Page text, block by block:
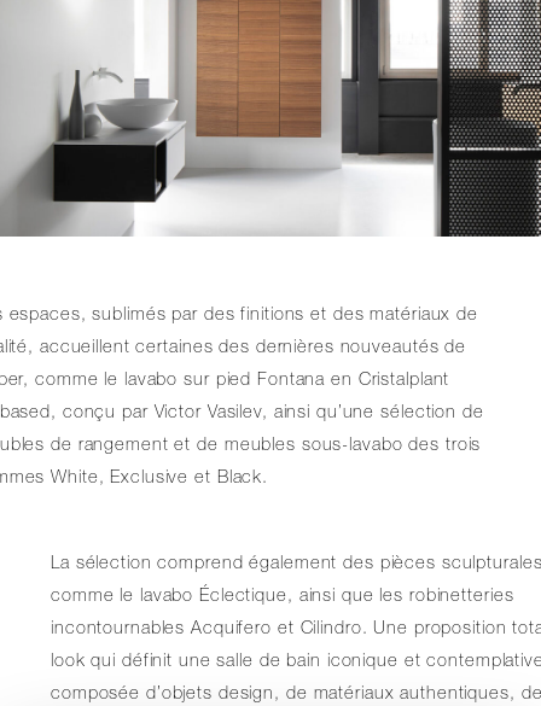
espaces, sublimés par des finitions et des matériaux de
accueillent certaines des dernières nouveautés de
comme le lavabo sur pied Fontana en Cristalplant
conçu par Victor Vasilev, ainsi qu’une sélection de
de rangement et de meubles sous-lavabo des trois
White, Exclusive et Black.
La sélection comprend également des pièces
comme le lavabo Éclectique, ainsi que les robinetteries
incontournables Acquifero et Cilindro. Une proposition
look qui définit une salle de bain iconique et
composée d’objets design, de matériaux authentiques,